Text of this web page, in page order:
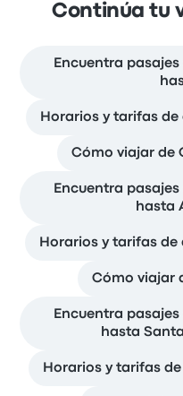
Continúa tu
Encuentra
Horarios y tarifas
Cómo viajar de
Encuentra
hasta
Horarios y tarifas de
Cómo viajar
Encuentra
hasta
Horarios y tarifas